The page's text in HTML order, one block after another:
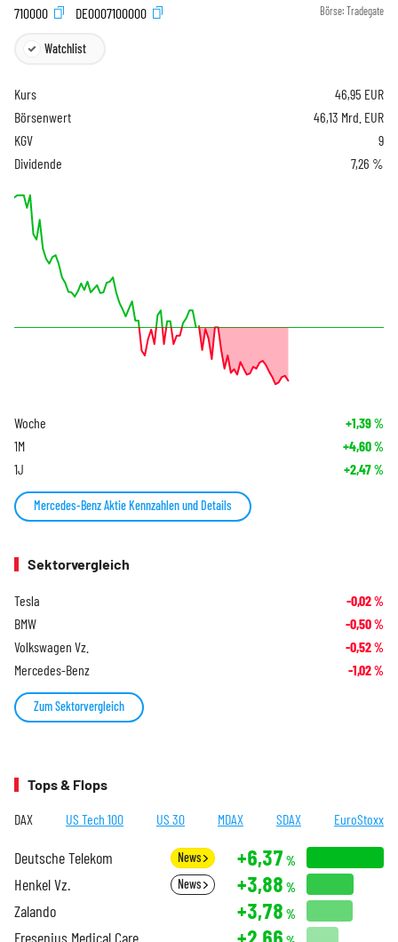
710000
DE0007100000 Börse: Tradegate
Watchlist
Kurs 46,95 EUR
Börsenwert
46,13 Mrd. EUR
KGV
9
Dividende
7,26 %
Woche +1,39%
1M +4,60%
1J +2,47%
Mercedes-Benz Aktie Kennzahlen und Details
Sektorvergleich
Tesla -0,02%
BMW -0,50%
Volkswagen Vz. -0,52%
Mercedes-Benz -1,02%
Zum Sektorvergleich
Tops & Flops
DAX US Tech 100 US 30 MDAX SDAX EuroStoxx
Deutsche Telekom News +6,37 %
Henkel Vz. News +3,88 %
Zalando +3,78 %
Fresenius Medical Care +2,66